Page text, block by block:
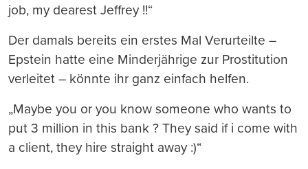
job, my dearest Jeffrey !!“
Der damals bereits ein erstes Mal Verurteilte –
Epstein hatte eine Minderjährige zur Prostitution
verleitet – könnte ihr ganz einfach helfen.
„Maybe you or you know someone who wants to
put 3 million in this bank ? They said if i come with
a client, they hire straight away :)“